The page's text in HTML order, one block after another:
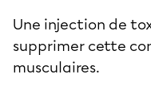
Une injection de
supprimer cette
musculaires.